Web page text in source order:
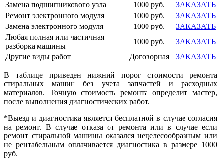
Замена подшипникового узла
1000 руб.
ЗАКАЗАТЬ
Ремонт электронного модуля
1000 руб.
ЗАКАЗАТЬ
Замена электронного модуля
1000 руб.
ЗАКАЗАТЬ
Любая полная или частичная
разборка машины
1000 руб.
ЗАКАЗАТЬ
Другие виды работ
Договорная ЗАКАЗАТЬ
В таблице приведен нижний порог стоимости ремонта
стиральных машин без учета запчастей и расходных
материалов. Точную стоимость ремонта определит мастер,
после выполнения диагностических работ.
*Выезд и диагностика является бесплатной в случае согласия
на ремонт. В случае отказа от ремонта или в случае если
ремонт стиральной машины оказался нецелесообразным или
не рентабельным оплачивается диагностика в размере 1000
руб.